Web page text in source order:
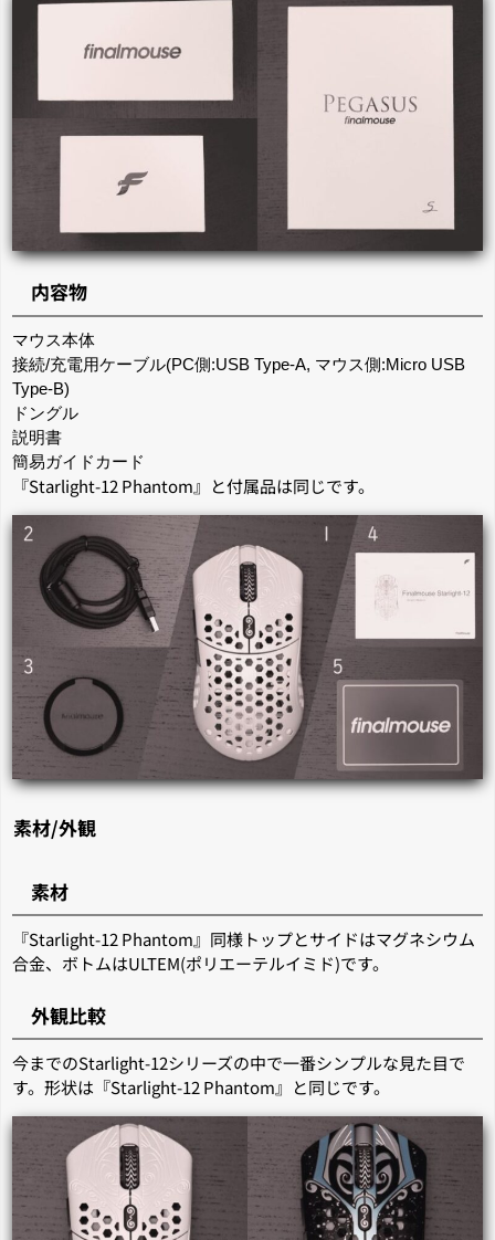
内容物
マウス本体
接続/充電用ケーブル(PC側:USB Type-A, マウス側:Micro USB
Type-B)
ドングル
説明書
簡易ガイドカード
『Starlight-12 Phantom』と付属品は同じです。
素材/外観
素材
『Starlight-12 Phantom』同様トップとサイドはマグネシウム
合金、ボトムはULTEM(ポリエーテルイミド)です。
外観比較
今までのStarlight-12シリーズの中で一番シンプルな見た目で
す。形状は『Starlight-12 Phantom』と同じです。